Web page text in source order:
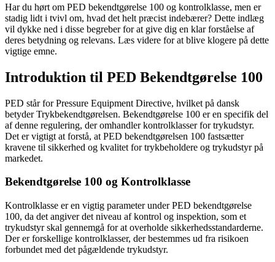
Har du hørt om PED bekendtgørelse 100 og kontrolklasse, men er
stadig lidt i tvivl om, hvad det helt præcist indebærer? Dette indlæg
vil dykke ned i disse begreber for at give dig en klar forståelse af
deres betydning og relevans. Læs videre for at blive klogere på dette
vigtige emne.
Introduktion til PED Bekendtgørelse 100
PED står for Pressure Equipment Directive, hvilket på dansk
betyder Trykbekendtgørelsen. Bekendtgørelse 100 er en specifik del
af denne regulering, der omhandler kontrolklasser for trykudstyr.
Det er vigtigt at forstå, at PED bekendtgørelsen 100 fastsætter
kravene til sikkerhed og kvalitet for trykbeholdere og trykudstyr på
markedet.
Bekendtgørelse 100 og Kontrolklasse
Kontrolklasse er en vigtig parameter under PED bekendtgørelse
100, da det angiver det niveau af kontrol og inspektion, som et
trykudstyr skal gennemgå for at overholde sikkerhedsstandarderne.
Der er forskellige kontrolklasser, der bestemmes ud fra risikoen
forbundet med det pågældende trykudstyr.